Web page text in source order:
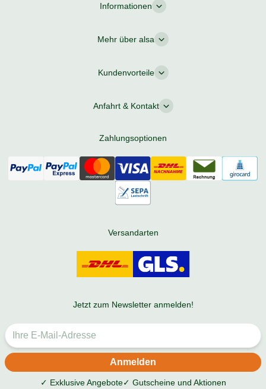
Informationen
Mehr über alsa
Kundenvorteile
Anfahrt & Kontakt
Zahlungsoptionen
Versandarten
Jetzt zum Newsletter anmelden!
✓ Exklusive Angebote✓ Gutscheine und Aktionen